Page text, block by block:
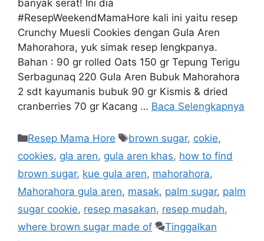
banyak serat! Ini dia
#ResepWeekendMamaHore kali ini yaitu resep
Crunchy Muesli Cookies dengan Gula Aren
Mahorahora, yuk simak resep lengkpanya.
Bahan : 90 gr rolled Oats 150 gr Tepung Terigu
Serbagunaq 220 Gula Aren Bubuk Mahorahora
2 sdt kayumanis bubuk 90 gr Kismis & dried
cranberries 70 gr Kacang … Baca Selengkapnya
Resep Mama Hore brown sugar, cokie,
cookies, gla aren, gula aren khas, how to find
brown sugar, kue gula aren, mahorahora,
Mahorahora gula aren, masak, palm sugar, palm
sugar cookie, resep masakan, resep mudah,
where brown sugar made of
Tinggalkan